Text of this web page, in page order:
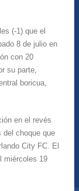
(-1) que el
8 de julio en
con 20
su parte,
boricua,
en el revés
del choque que
City FC. El
miércoles 19